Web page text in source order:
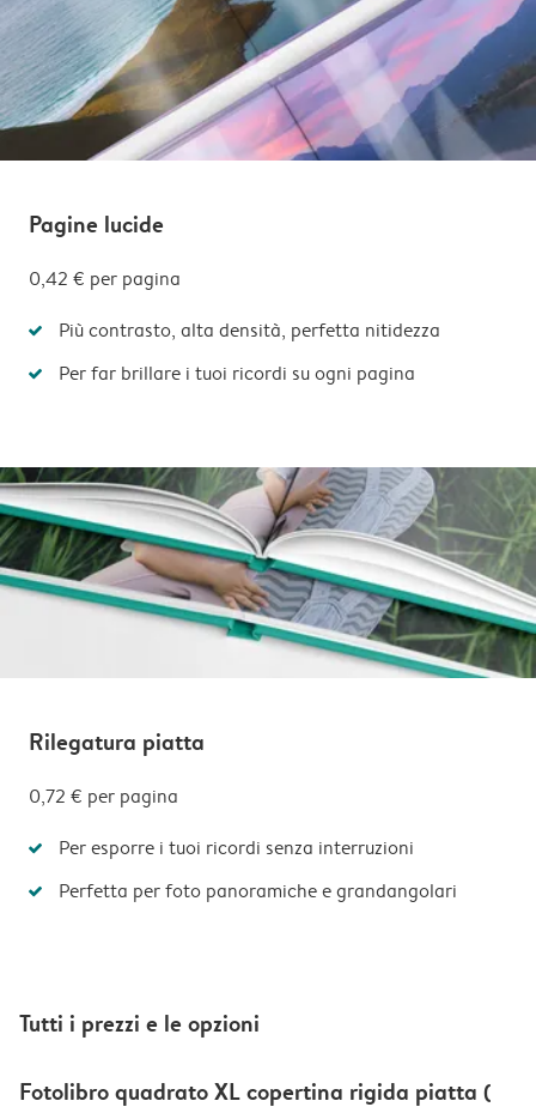
Pagine lucide
0,42 € per pagina
Più contrasto, alta densità, perfetta nitidezza
Per far brillare i tuoi ricordi su ogni pagina
Rilegatura piatta
0,72 € per pagina
Per esporre i tuoi ricordi senza interruzioni
Perfetta per foto panoramiche e grandangolari
Tutti i prezzi e le opzioni
Fotolibro quadrato XL copertina rigida piatta (